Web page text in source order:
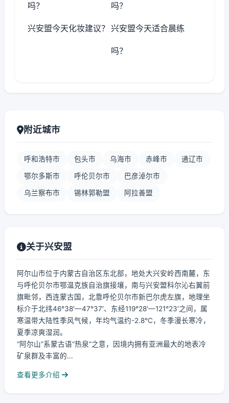
吗？ 吗？
兴安盟今天化妆建议？ 兴安盟今天适合晨练
吗？
附近城市
呼和浩特市 包头市 乌海市 赤峰市 通辽市
鄂尔多斯市 呼伦贝尔市 巴彦淖尔市
乌兰察布市 锡林郭勒盟 阿拉善盟
关于兴安盟
阿尔山市位于内蒙古自治区东北部，地处大兴安岭西南麓，东
与呼伦贝尔市鄂温克族自治旗接壤，南与兴安盟科尔沁右翼前
旗毗邻，西连蒙古国，北靠呼伦贝尔市新巴尔虎左旗，地理坐
标介于北纬46°38′—47°37′、东经119°28′—121°23′之间，属
寒温带大陆性季风气候，年均气温约-2.8℃，冬季漫长寒冷，
夏季凉爽湿润。
“阿尔山”系蒙古语“热泉”之意，因境内拥有亚洲最大的地表冷
矿泉群及丰富的...
查看更多介绍